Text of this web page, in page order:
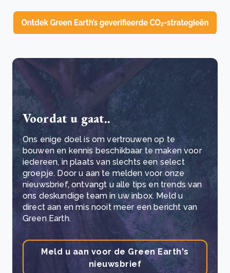
Voordat u gaat..
Ons enige doel is om vertrouwen op te
bouwen en kennis beschikbaar te maken voor
iedereen, in plaats van slechts een select
groepje. Door u aan te melden voor onze
nieuwsbrief, ontvangt u alle tips en trends van
ons deskundige team in uw inbox. Meld u
direct aan en mis nooit meer een bericht van
Green Earth.
Meld u aan voor de Green Earth's
nieuwsbrief